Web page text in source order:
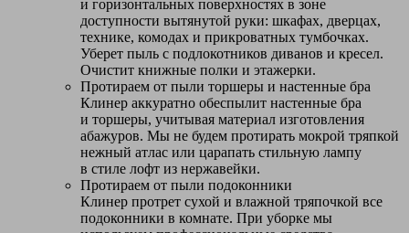
и горизонтальных поверхностях в зоне
доступности вытянутой руки: шкафах, дверцах,
технике, комодах и прикроватных тумбочках.
Уберет пыль с подлокотников диванов и кресел.
Очистит книжные полки и этажерки.
Протираем от пыли торшеры и настенные бра
Клинер аккуратно обеспылит настенные бра
и торшеры, учитывая материал изготовления
абажуров. Мы не будем протирать мокрой тряпкой
нежный атлас или царапать стильную лампу
в стиле лофт из нержавейки.
Протираем от пыли подоконники
Клинер протрет сухой и влажной тряпочкой все
подоконники в комнате. При уборке мы